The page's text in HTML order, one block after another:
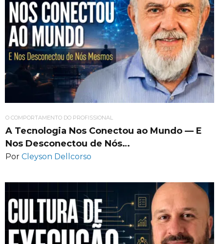
O COMPORTAMENTO DO PROFISSIONAL
A Tecnologia Nos Conectou ao Mundo — E
Nos Desconectou de Nós…
Por Cleyson Dellcorso